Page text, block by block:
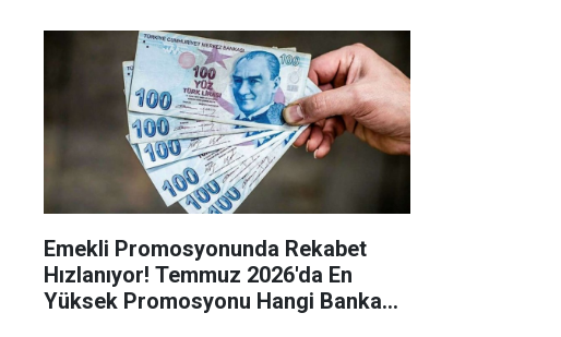
Emekli Promosyonunda Rekabet
Hızlanıyor! Temmuz 2026'da En
Yüksek Promosyonu Hangi Banka